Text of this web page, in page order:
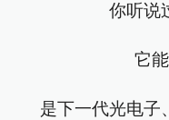
你听说
它
是下一代光电子